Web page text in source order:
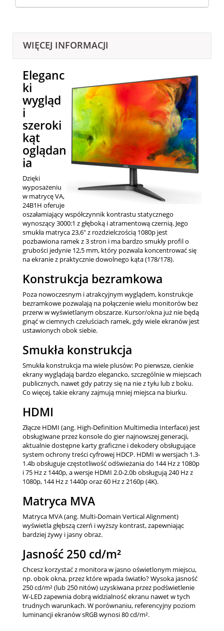
WIĘCEJ INFORMACJI
Eleganc
ki
wygląd
i
szeroki
kąt
oglądan
ia
Dzięki
wyposażeniu
w matrycę VA,
24B1H oferuje
oszałamiający współczynnik kontrastu statycznego
wynoszący 3000:1 z głęboką i atramentową czernią. Jego
smukła matryca 23,6" z rozdzielczością 1080p jest
pozbawiona ramek z 3 stron i ma bardzo smukły profil o
grubości jedynie 12,5 mm, który pozwala koncentrować się
na ekranie z praktycznie dowolnego kąta (178/178).
Konstrukcja bezramkowa
Poza nowoczesnym i atrakcyjnym wyglądem, konstrukcje
bezramkowe pozwalają na połączenie wielu monitorów bez
przerw w wyświetlanym obszarze. Kursor/okna już nie będą
ginąć w ciemnych czeluściach ramek, gdy wiele ekranów jest
ustawionych obok siebie.
Smukła konstrukcja
Smukła konstrukcja ma wiele plusów: Po pierwsze, cienkie
ekrany wyglądają bardzo elegancko, szczególnie w miejscach
publicznych, nawet gdy patrzy się na nie z tyłu lub z boku.
Co więcej, takie ekrany zajmują mniej miejsca na biurku.
HDMI
Złącze HDMI (ang. High-Definition Multimedia Interface) jest
obsługiwane przez konsole do gier najnowszej generacji,
aktualnie dostępne karty graficzne i dekodery obsługujące
system ochrony treści cyfrowej HDCP. HDMI w wersjach 1.3-
1.4b obsługuje częstotliwość odświeżania do 144 Hz z 1080p
i 75 Hz z 1440p, a wersje HDMI 2.0-2.0b obsługują 240 Hz z
1080p, 144 Hz z 1440p oraz 60 Hz z 2160p (4K).
Matryca MVA
Matryca MVA (ang. Multi-Domain Vertical Alignment)
wyświetla głębszą czerń i wyższy kontrast, zapewniając
bardziej żywy i jasny obraz.
Jasność 250 cd/m²
Chcesz korzystać z monitora w jasno oświetlonym miejscu,
np. obok okna, przez które wpada światło? Wysoka jasność
250 cd/m² (lub 250 nitów) uzyskiwana przez podświetlenie
W-LED zapewnia dobrą widzialność ekranu nawet w tych
trudnych warunkach. W porównaniu, referencyjny poziom
luminancji ekranów sRGB wynosi 80 cd/m².